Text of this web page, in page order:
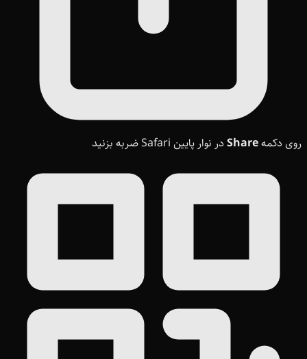
روی دکمهShare در نوار پایین Safari ضربه بزنید